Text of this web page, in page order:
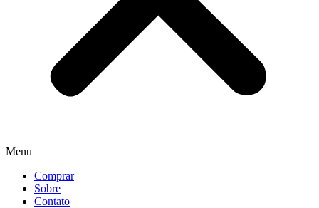
Menu
Comprar
Sobre
Contato